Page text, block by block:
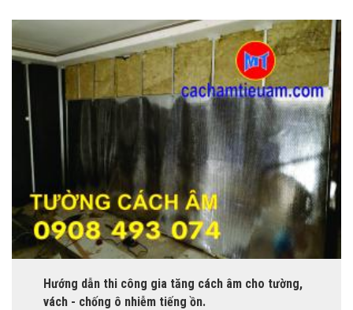
Hướng dẫn thi công gia tăng cách âm cho tường,
vách - chống ô nhiễm tiếng ồn.